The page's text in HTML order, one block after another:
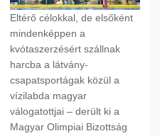
Eltérő célokkal, de elsőként
mindenképpen a
kvótaszerzésért szállnak
harcba a látvány-
csapatsportágak közül a
vízilabda magyar
válogatottjai – derült ki a
Magyar Olimpiai Bizottság